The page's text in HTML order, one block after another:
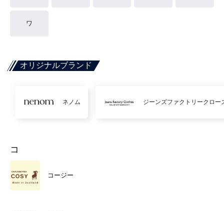
ワ
オリジナルブランド
ネノム ジーンズファクトリークロー
コ
コージー